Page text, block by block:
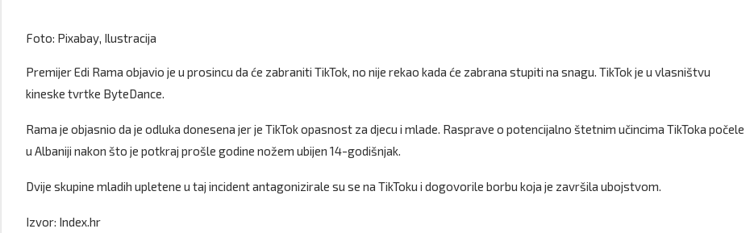
Foto: Pixabay, Ilustracija
Premijer Edi Rama objavio je u prosincu da će zabraniti TikTok, no nije rekao kada će zabrana stupiti na snagu. TikTok je u vlasništvu
kineske tvrtke ByteDance.
Rama je objasnio da je odluka donesena jer je TikTok opasnost za djecu i mlade. Rasprave o potencijalno štetnim učincima TikToka počele
u Albaniji nakon što je potkraj prošle godine nožem ubijen 14-godišnjak.
Dvije skupine mladih upletene u taj incident antagonizirale su se na TikToku i dogovorile borbu koja je završila ubojstvom.
Izvor: Index.hr